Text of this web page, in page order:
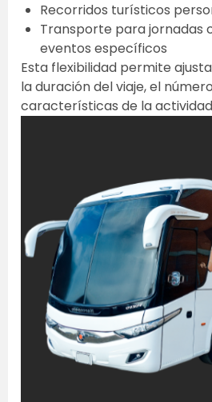
Recorridos turísticos
Transporte para jornadas
eventos específicos
Esta flexibilidad permite
la duración del viaje, el
características de la